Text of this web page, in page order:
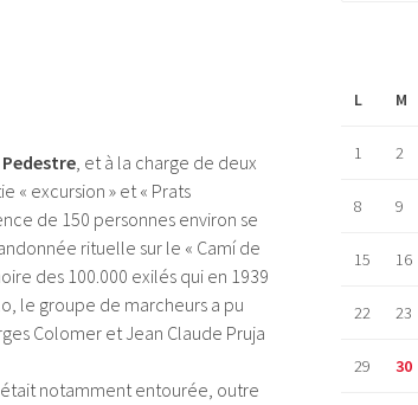
, et à la charge de deux
« excursion » et « Prats
de 150 personnes environ se
rituelle sur le « Camí de
des 100.000 exilés qui en 1939
le groupe de marcheurs a pu
Colomer et Jean Claude Pruja
était notamment entourée, outre
L
M
1 2
8 9
15 16
22 23
29 30